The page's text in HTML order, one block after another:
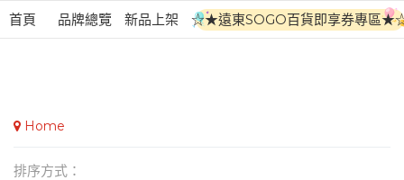
首頁 品牌總覽 新品上架 ☆★遠東SOGO百貨即享券專區
Home
排序方式：